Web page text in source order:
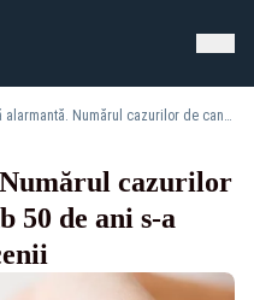
Statistică alarmantă. Numărul cazurilor de cancer la vârste sub 50 de ani s-a dublat în ultimele decenii
cazurilor
50 de ani s-a